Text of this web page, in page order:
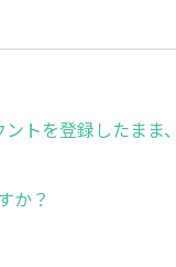
トを登録したまま
か？